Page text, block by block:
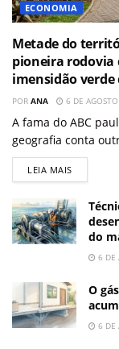
ECONOMIA
Metade do
pioneira rodovia
imensidão verde
POR ANA 6 DE
A fama do ABC
geografia conta
LEIA MAIS
do
6 DE
O
6 DE